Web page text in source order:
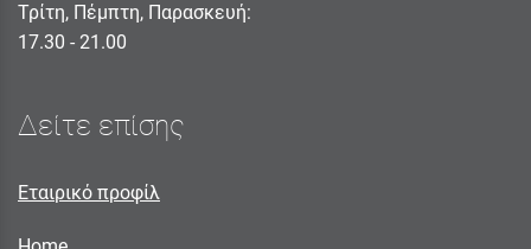
Τρίτη, Πέμπτη, Παρασκευή:
17.30 - 21.00
Δείτε επίσης
Εταιρικό προφίλ